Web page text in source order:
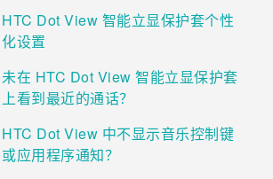
HTC Dot View 智能立显保护套个性
化设置
未在 HTC Dot View 智能立显保护套
上看到最近的通话？
HTC Dot View 中不显示音乐控制键
或应用程序通知？